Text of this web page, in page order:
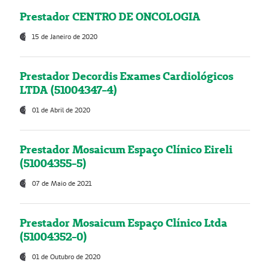
Prestador CENTRO DE ONCOLOGIA
15 de Janeiro de 2020
Prestador Decordis Exames Cardiológicos
LTDA (51004347-4)
01 de Abril de 2020
Prestador Mosaicum Espaço Clínico Eireli
(51004355-5)
07 de Maio de 2021
Prestador Mosaicum Espaço Clínico Ltda
(51004352-0)
01 de Outubro de 2020